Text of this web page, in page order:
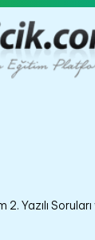
2. Yazılı